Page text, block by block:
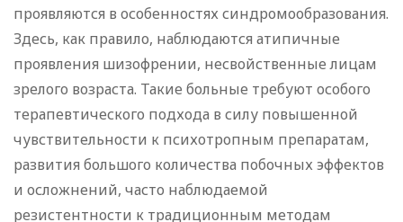
проявляются в особенностях синдромообразования.
Здесь, как правило, наблюдаются атипичные
проявления шизофрении, несвойственные лицам
зрелого возраста. Такие больные требуют особого
терапевтического подхода в силу повышенной
чувствительности к психотропным препаратам,
развития большого количества побочных эффектов
и осложнений, часто наблюдаемой
резистентности к традиционным методам